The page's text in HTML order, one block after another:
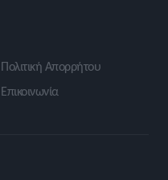
Πολιτική Απορρήτου
Επικοινωνία